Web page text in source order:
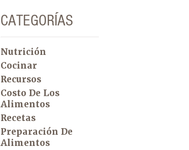
CATEGORÍAS
Nutrición
Cocinar
Recursos
Costo De Los
Alimentos
Recetas
Preparación De
Alimentos